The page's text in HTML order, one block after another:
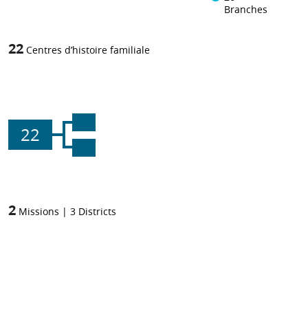
Branches
22 Centres d’histoire familiale
22
2 Missions | 3 Districts